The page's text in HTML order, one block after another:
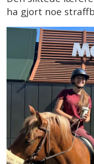
ha gjort noe